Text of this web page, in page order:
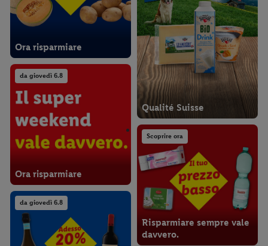
Qualité Suisse
Ora risparmiare
da giovedì 6.8
Ora risparmiare
Scoprire ora
Risparmiare sempre vale
davvero.
da giovedì 6.8